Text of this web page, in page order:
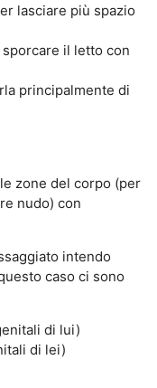
lasciare più spazio
il letto con
principalmente di
zone del corpo (per
nudo) con
intendo
caso ci sono
di lui)
di lei)